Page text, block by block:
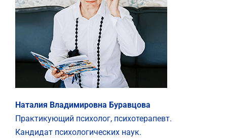
Наталия Владимировна Буравцова
Практикующий психолог, психотерапевт.
Кандидат психологических наук.